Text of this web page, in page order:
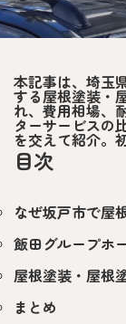
本記事は、埼玉
する屋根塗装・
れ、費用相場、
ターサービスの
を交えて紹介。
目次
なぜ坂戸市で屋
飯田グループホ
屋根塗装・屋根
まとめ